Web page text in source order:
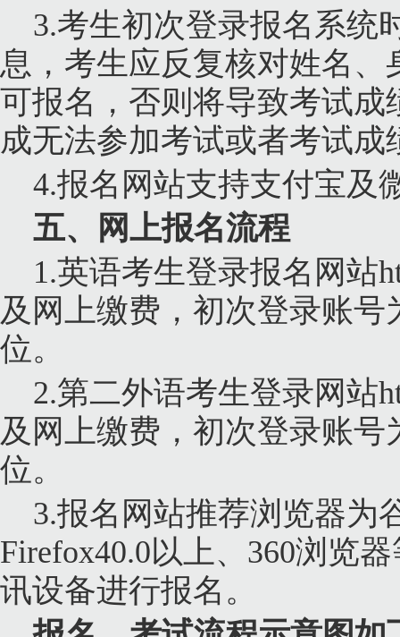
3.考生初次登录报名系统
息，考生应反复核对姓名
可报名，否则将导致考试
成无法参加考试或者考试
4.报名网站支持支付宝及
五、网上报名流程
1.英语考生登录报名网站
及网上缴费，初次登录账
位。
2.第二外语考生登录网站
及网上缴费，初次登录账
位。
3.报名网站推荐浏览器为
Firefox40.0以上、 360浏览
讯设备进行报名。